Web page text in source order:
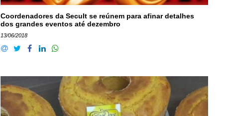
Coordenadores da Secult se reúnem para afinar detalhes
dos grandes eventos até dezembro
13/06/2018